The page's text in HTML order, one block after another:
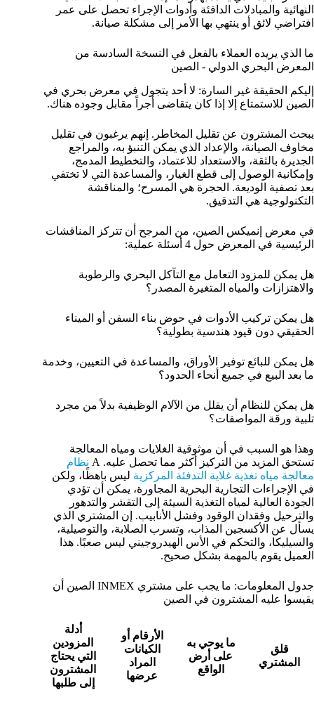
النهائية والمبادلات الدافئة وأدوات الإجراء تحصل على عمر
افتراضي لائق أو ينتهي بها الأمر إلى مشكلة صيانة.
ما الذي يريده العملاء بالفعل في النسخة السادسة من
المعرض البحري الدولي - الصين
إليكم الحقيقة غير السارة: لا أحد يتجول في معرض بحري في
الصين للاستمتاع إلا إذا كان يتقاضى أجراً مقابل وجوده هناك.
يبحث المشترون عن تقليل المخاطر. إنهم يرغبون في تقليل
مخاوف الصيانة، والإعداد الذي يمكن التنبؤ به، والمراجع
الجديرة بالثقة، والاستعداد للاعتماد، والتخطيط المدمج،
وإمكانية الوصول إلى قطع الغيار، والمساعدة التي لا تختفي
بعد تصفية الوديعة. الحجرة هي المسرح؛ والمناقشة
التكنولوجية هي التدقيق.
في معرض إنميكس الصين، من المرجح أن تتركز المناقشات
الرئيسية في المعرض حول 4 أسئلة عملية:
هل يمكن للمزود التعامل مع التآكل البحري والرطوبة
والاهتزازات والمياه المتغيرة المصدر؟
هل يمكن تركيب الأدوات في حوض بناء السفن أو الميناء
الحقيقي دون قيود هندسية بطولية؟
هل يمكن للبائع توفير الأوراق، والمساعدة في التعيين، وخدمة
ما بعد البيع في جميع أنحاء الحدود؟
هل يمكن للنظام أن يقلل من الآلام الوظيفية بدلاً من مجرد
تلبية ورقة المواصفات؟
وهذا هو السبب في أن موثوقية الغلايات ومياه المعالجة
تستحق المزيد من التركيز أكثر مما تحصل عليه. A
نظام
معالجة مياه تغذية غلاية التدفئة المركزية ليس باهظًا، ولكن
في الإجراءات التجارية البحرية المجاورة، يمكن أن تؤدي
الجودة العالية لمياه التغذية السيئة إلى التقشر والتدهور
والترحيل وفقدان الوقود وفشل الأنابيب. إن المشتري الذي
يسأل عن الأكسجين المذاب، وتسرب الصلابة، والتوصيلية،
والسيليكا، والتحكم في الأس الهيدروجيني ليس صعبًا. هذا
العميل يقوم بالمهمة بشكل صحيح.
جدول المعلومات: ما يجب على مشتري INMEX الصين أن
يقيسوا عليه المشترون في الصين
قلق
المشتري
ما يوحي به
على أرض
الواقع
الأرقام أو
الكيانات
المراد
عرضها
أدلة
المزودين
التي يحتاج
المشترون
إلى طلبها